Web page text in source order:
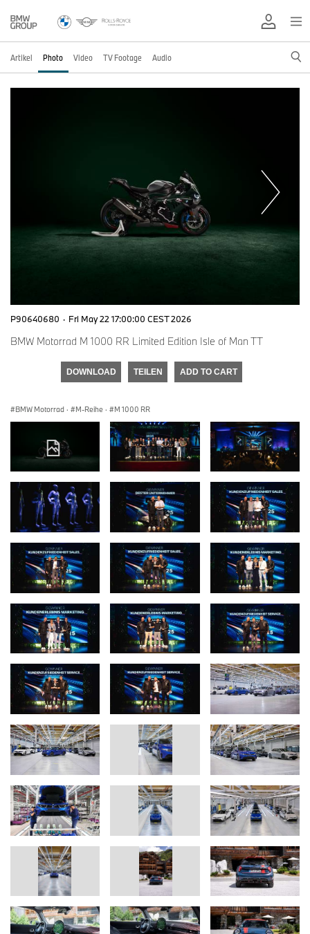
Artikel Photo Video TV Footage Audio
P90640680 · Fri May 22 17:00:00 CEST 2026
BMW Motorrad M 1000 RR Limited Edition Isle of Man TT
DOWNLOAD TEILEN ADD TO CART
BMW Motorrad · M-Reihe · M 1000 RR